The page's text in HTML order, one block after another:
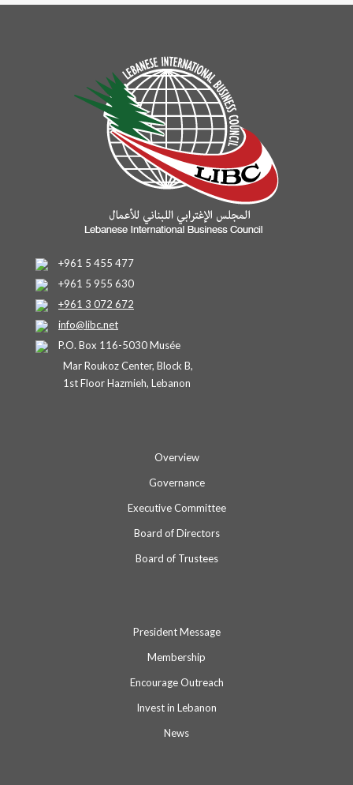
+961 5 455 477
+961 5 955 630
+961 3 072 672
info@libc.net
P.O. Box 116-5030 Musée
Mar Roukoz Center, Block B,
1st Floor Hazmieh, Lebanon
Overview
Governance
Executive Committee
Board of Directors
Board of Trustees
President Message
Membership
Encourage Outreach
Invest in Lebanon
News